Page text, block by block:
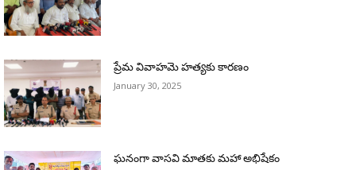
ప్రేమ వివాహమె హత్యకు కారణం
January 30, 2025
ఘనంగా వాసవి మాతకు మహా అభిషేకం